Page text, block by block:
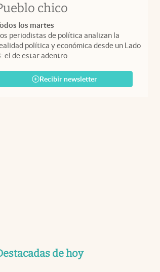
chico
los martes
periodistas de política analizan la
política y económica desde un Lado
el de estar adentro.
Recibir newsletter
de hoy